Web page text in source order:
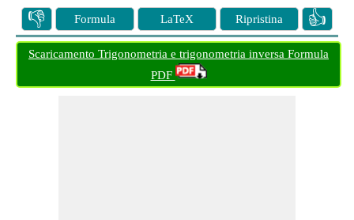
👎 Formula LaTeX Ripristina 👍
Scaricamento Trigonometria e trigonometria inversa Formula
PDF